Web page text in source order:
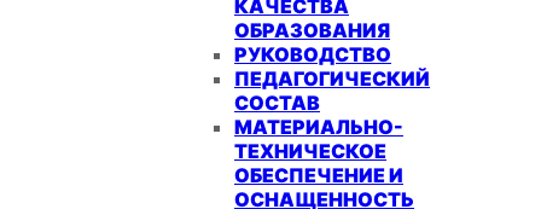
КАЧЕСТВА
ОБРАЗОВАНИЯ
РУКОВОДСТВО
ПЕДАГОГИЧЕСКИЙ
СОСТАВ
МАТЕРИАЛЬНО-
ТЕХНИЧЕСКОЕ
ОБЕСПЕЧЕНИЕ И
ОСНАЩЕННОСТЬ